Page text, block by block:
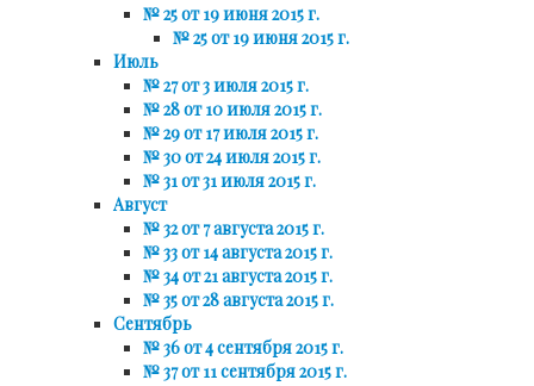
№ 25 от 19 июня 2015 г.
№ 25 от 19 июня 2015 г.
Июль
№ 27 от 3 июля 2015 г.
№ 28 от 10 июля 2015 г.
№ 29 от 17 июля 2015 г.
№ 30 от 24 июля 2015 г.
№ 31 от 31 июля 2015 г.
Август
№ 32 от 7 августа 2015 г.
№ 33 от 14 августа 2015 г.
№ 34 от 21 августа 2015 г.
№ 35 от 28 августа 2015 г.
Сентябрь
№ 36 от 4 сентября 2015 г.
№ 37 от 11 сентября 2015 г.